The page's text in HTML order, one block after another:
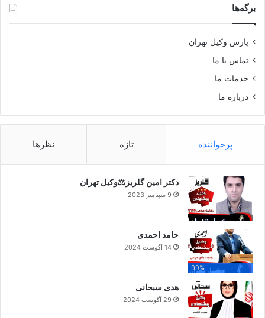
برگه‌ها
پارس وکیل تهران
تماس با ما
خدمات ما
درباره ما
پرخواننده تازه نظرها
دکتر امین گلریز⚖️وکیل تهران
9 سپتامبر 2023
99%
حامد احمدی
14 آگوست 2024
هدی سبحانی
29 آگوست 2024